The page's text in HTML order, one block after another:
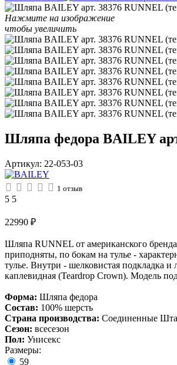
Нажмите на изображение
чтобы увеличить
Шляпа федора BAILEY
Артикул: 22-053-03
1 отзыв
5 5
22990 ₽
Шляпа RUNNEL от американского
приподняты, по бокам на тулье -
тулье. Внутри - шелковистая подкладка
каплевидная (Teardrop Crown). Модель
Форма: Шляпа федора
Состав: 100% шерсть
Страна производства: Соединенные
Сезон: всесезон
Пол: Унисекс
Размеры:
59